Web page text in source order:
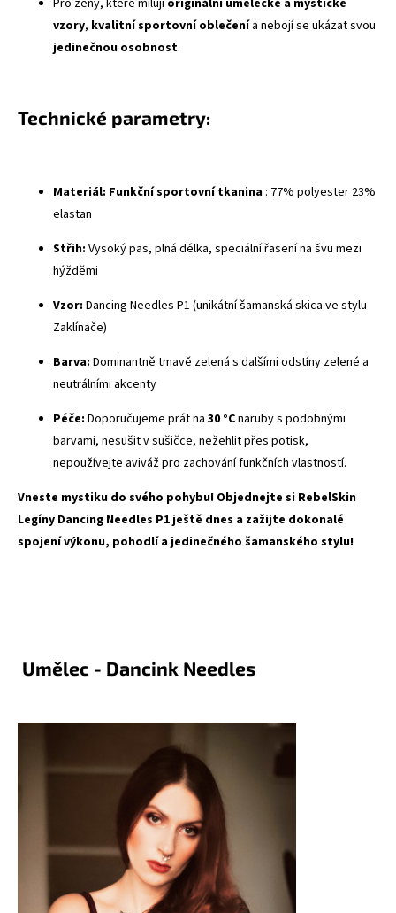
Pro ženy, které milujíoriginální umělecké a mystické
vzory, kvalitní sportovní oblečenía nebojí se ukázat svou
jedinečnou osobnost.
Technické parametry:
Materiál: Funkční sportovní tkanina : 77% polyester 23%
elastan
Střih: Vysoký pas, plná délka, speciální řasení na švu mezi
hýžděmi
Vzor: Dancing Needles P1 (unikátní šamanská skica ve stylu
Zaklínače)
Barva: Dominantně tmavě zelená s dalšími odstíny zelené a
neutrálními akcenty
Péče: Doporučujeme prát na 30 °Cnaruby s podobnými
barvami, nesušit v sušičce, nežehlit přes potisk,
nepoužívejte aviváž pro zachování funkčních vlastností.
Vneste mystiku do svého pohybu! Objednejte si RebelSkin
Legíny Dancing Needles P1 ještě dnes a zažijte dokonalé
spojení výkonu, pohodlí a jedinečného šamanského stylu!
Umělec - Dancink Needles